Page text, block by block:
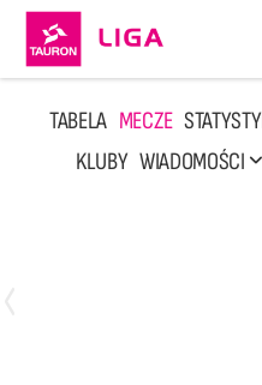
TABELA MECZE
KLUBY WIADOMOŚCI